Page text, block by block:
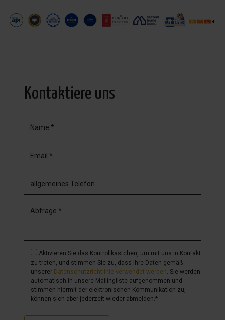
Kontaktiere uns
Aktivieren Sie das Kontrollkästchen, um mit uns in Kontakt
zu treten, und stimmen Sie zu, dass Ihre Daten gemäß
unserer Datenschutzrichtlinie verwendet werden . Sie werden
automatisch in unsere Mailingliste aufgenommen und
stimmen hiermit der elektronischen Kommunikation zu,
können sich aber jederzeit wieder abmelden.*